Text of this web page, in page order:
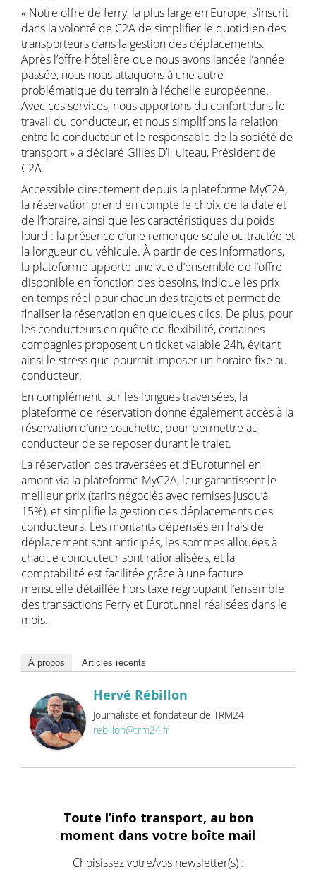
« Notre offre de ferry, la plus large en Europe, s’inscrit
dans la volonté de C2A de simplifier le quotidien des
transporteurs dans la gestion des déplacements.
Après l’offre hôtelière que nous avons lancée l’année
passée, nous nous attaquons à une autre
problématique du terrain à l’échelle européenne.
Avec ces services, nous apportons du confort dans le
travail du conducteur, et nous simplifions la relation
entre le conducteur et le responsable de la société de
transport » a déclaré Gilles D’Huiteau, Président de
C2A.
Accessible directement depuis la plateforme MyC2A,
la réservation prend en compte le choix de la date et
de l’horaire, ainsi que les caractéristiques du poids
lourd : la présence d’une remorque seule ou tractée et
la longueur du véhicule. À partir de ces informations,
la plateforme apporte une vue d’ensemble de l’offre
disponible en fonction des besoins, indique les prix
en temps réel pour chacun des trajets et permet de
finaliser la réservation en quelques clics. De plus, pour
les conducteurs en quête de flexibilité, certaines
compagnies proposent un ticket valable 24h, évitant
ainsi le stress que pourrait imposer un horaire fixe au
conducteur.
En complément, sur les longues traversées, la
plateforme de réservation donne également accès à la
réservation d’une couchette, pour permettre au
conducteur de se reposer durant le trajet.
La réservation des traversées et d’Eurotunnel en
amont via la plateforme MyC2A, leur garantissent le
meilleur prix (tarifs négociés avec remises jusqu’à
15%), et simplifie la gestion des déplacements des
conducteurs. Les montants dépensés en frais de
déplacement sont anticipés, les sommes allouées à
chaque conducteur sont rationalisées, et la
comptabilité est facilitée grâce à une facture
mensuelle détaillée hors taxe regroupant l’ensemble
des transactions Ferry et Eurotunnel réalisées dans le
mois.
À propos Articles récents
Hervé Rébillon
Journaliste et fondateur de TRM24
rebillon@trm24.fr
Toute l’info transport, au bon
moment dans votre boîte mail
Choisissez votre/vos newsletter(s) :